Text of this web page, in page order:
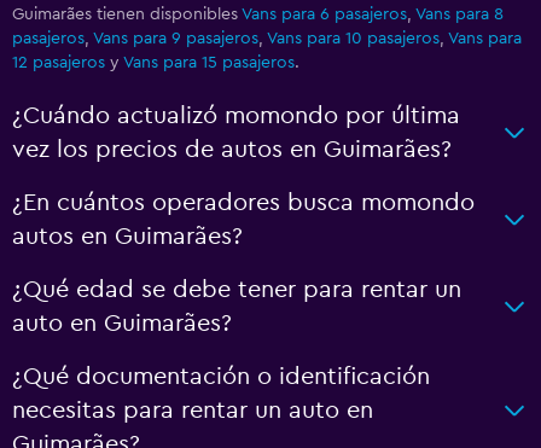
Guimarães tienen disponibles Vans para 6 pasajeros Vans para 8
pasajeros Vans para 9 pasajeros Vans para 10 pasajeros Vans para
12 pasajeros y Vans para 15 pasajeros.
¿Cuándo actualizó momondo por última
vez los precios de autos en Guimarães?
¿En cuántos operadores busca momondo
autos en Guimarães?
¿Qué edad se debe tener para rentar un
auto en Guimarães?
¿Qué documentación o identificación
necesitas para rentar un auto en